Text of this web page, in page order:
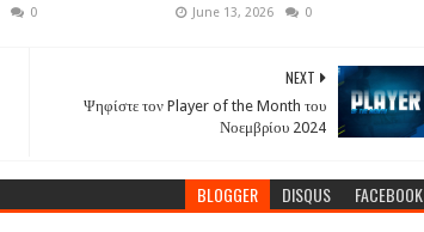
0 June 13, 2026 0
NEXT
Ψηφίστε τον Player of the Month του
Νοεμβρίου 2024
BLOGGER DISQUS FACEBOOK